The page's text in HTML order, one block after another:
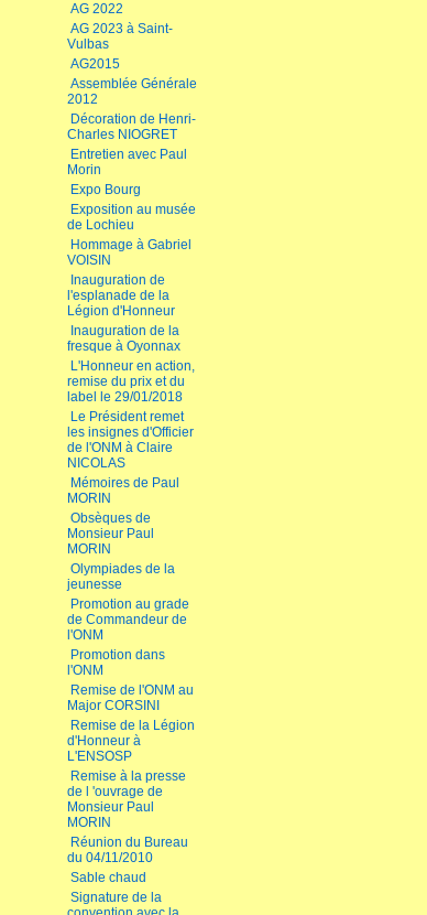
AG 2022
AG 2023 à Saint-
Vulbas
AG2015
Assemblée Générale
2012
Décoration de Henri-
Charles NIOGRET
Entretien avec Paul
Morin
Expo Bourg
Exposition au musée
de Lochieu
Hommage à Gabriel
VOISIN
Inauguration de
l'esplanade de la
Légion d'Honneur
Inauguration de la
fresque à Oyonnax
L'Honneur en action,
remise du prix et du
label le 29/01/2018
Le Président remet
les insignes d'Officier
de l'ONM à Claire
NICOLAS
Mémoires de Paul
MORIN
Obsèques de
Monsieur Paul
MORIN
Olympiades de la
jeunesse
Promotion au grade
de Commandeur de
l'ONM
Promotion dans
l'ONM
Remise de l'ONM au
Major CORSINI
Remise de la Légion
d'Honneur à
L'ENSOSP
Remise à la presse
de l 'ouvrage de
Monsieur Paul
MORIN
Réunion du Bureau
du 04/11/2010
Sable chaud
Signature de la